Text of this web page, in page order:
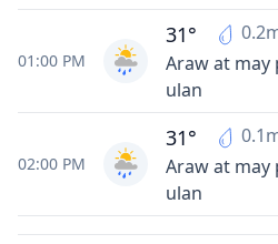
01:00 PM
Araw at
ulan
31°
02:00 PM
Araw at
ulan
31°